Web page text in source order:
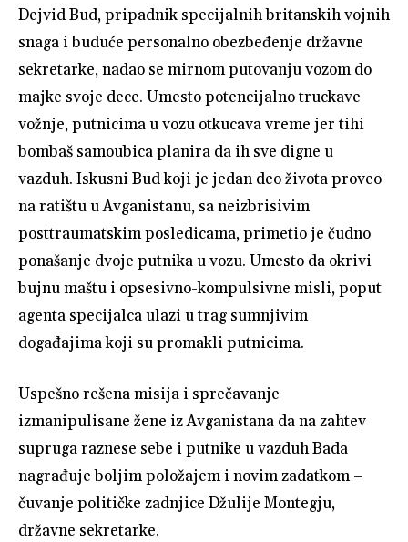
Dejvid Bud, pripadnik specijalnih britanskih vojnih
snaga i buduće personalno obezbeđenje državne
sekretarke, nadao se mirnom putovanju vozom do
majke svoje dece. Umesto potencijalno truckave
vožnje, putnicima u vozu otkucava vreme jer tihi
bombaš samoubica planira da ih sve digne u
vazduh. Iskusni Bud koji je jedan deo života proveo
na ratištu u Avganistanu, sa neizbrisivim
posttraumatskim posledicama, primetio je čudno
ponašanje dvoje putnika u vozu. Umesto da okrivi
bujnu maštu i opsesivno-kompulsivne misli, poput
agenta specijalca ulazi u trag sumnjivim
događajima koji su promakli putnicima.
Uspešno rešena misija i sprečavanje
izmanipulisane žene iz Avganistana da na zahtev
supruga raznese sebe i putnike u vazduh Bada
nagrađuje boljim položajem i novim zadatkom –
čuvanje političke zadnjice Džulije Montegju,
državne sekretarke.